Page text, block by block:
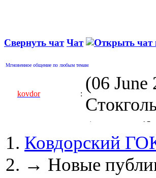
Свернуть чат Чат
Мгновенное общение по любым темам
kovdor :
(06 June
kovdor
(05
(04
Ковдорский
→ Новые